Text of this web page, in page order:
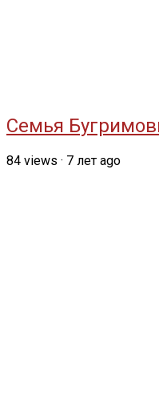
Семья
84 views · 7 лет ago